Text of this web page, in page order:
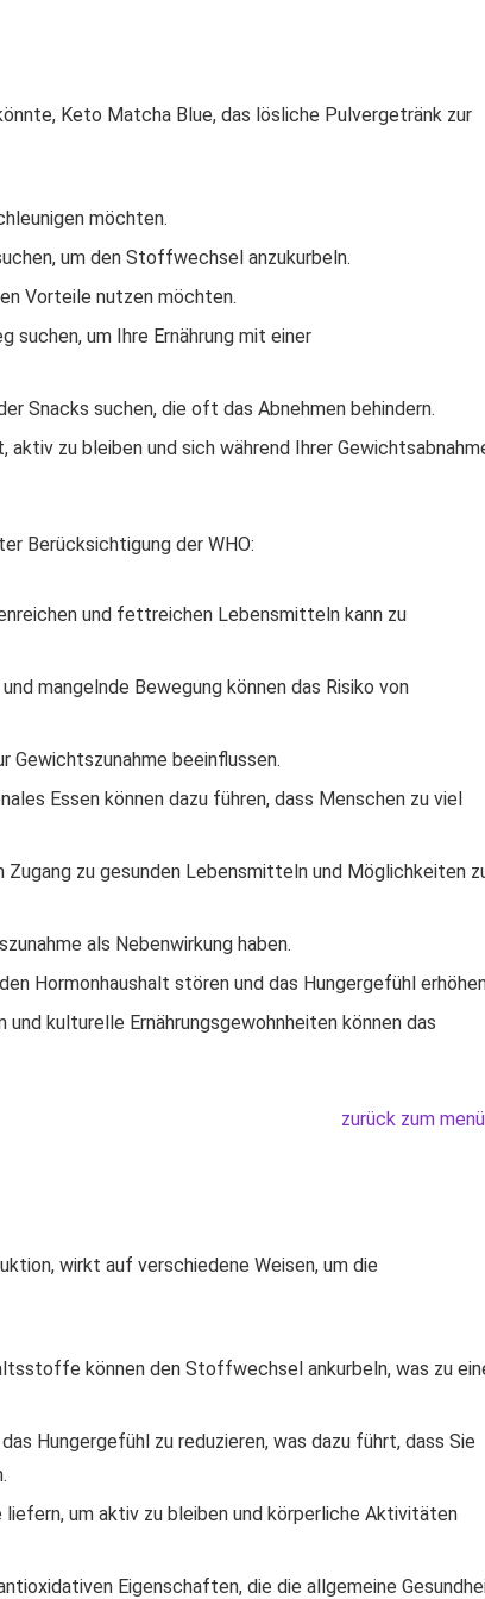
Keto Matcha Blue, das lösliche Pulvergetränk zur
möchten.
um den Stoffwechsel anzukurbeln.
Vorteile nutzen möchten.
suchen, um Ihre Ernährung mit einer
Snacks suchen, die oft das Abnehmen behindern.
aktiv zu bleiben und sich während Ihrer
Berücksichtigung der WHO:
und fettreichen Lebensmitteln kann zu
mangelnde Bewegung können das Risiko von
Gewichtszunahme beeinflussen.
Essen können dazu führen, dass Menschen zu viel
zu gesunden Lebensmitteln und Möglichkeiten
als Nebenwirkung haben.
Hormonhaushalt stören und das Hungergefühl
kulturelle Ernährungsgewohnheiten können das
zurück zum
wirkt auf verschiedene Weisen, um die
können den Stoffwechsel ankurbeln, was zu
Hungergefühl zu reduzieren, was dazu führt, dass Sie
liefern, um aktiv zu bleiben und körperliche Aktivitäten
Eigenschaften, die die allgemeine